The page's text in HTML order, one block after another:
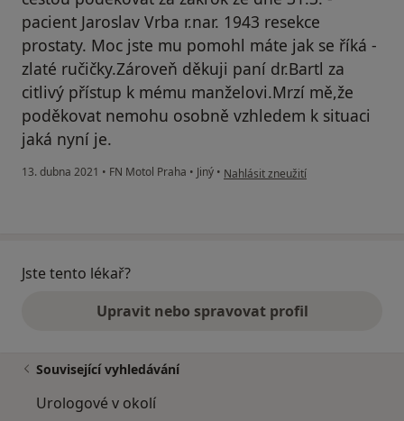
pacient Jaroslav Vrba r.nar. 1943 resekce
prostaty. Moc jste mu pomohl máte jak se říká -
zlaté ručičky.Zároveň děkuji paní dr.Bartl za
citlivý přístup k mému manželovi.Mrzí mě,že
poděkovat nemohu osobně vzhledem k situaci
jaká nyní je.
13. dubna 2021 • FN Motol Praha • Jiný • podle názoru uživatele Zdeňka
Nahlásit zneužití
Jste tento lékař?
Upravit nebo spravovat profil
Související vyhledávání
Urologové v okolí